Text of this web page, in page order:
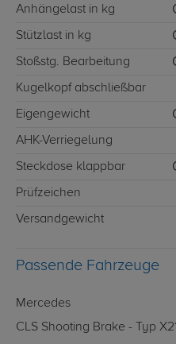
Anhängelast in kg
Stützlast in kg
Stoßstg. Bearbeitung
Kugelkopf abschließbar
Eigengewicht
AHK-Verriegelung
Steckdose klappbar
Prüfzeichen
Versandgewicht
Passende Fahrzeuge
Mercedes
CLS Shooting Brake - Typ